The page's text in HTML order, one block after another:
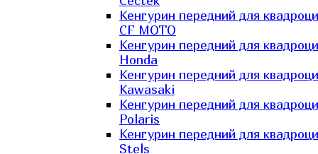
Кенгурин передний для
CF MOTO
Кенгурин передний для
Honda
Кенгурин передний для
Kawasaki
Кенгурин передний для
Polaris
Кенгурин передний для
Stels